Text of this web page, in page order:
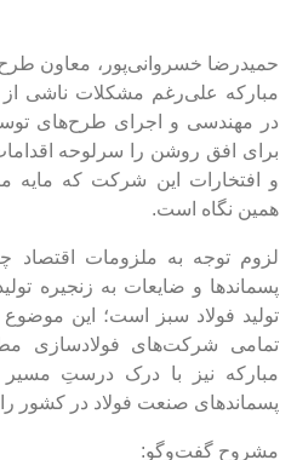
حمیدرضا خسروانی‌پور، معاون طرح
مبارکه علی‌رغم مشکلات ناشی
در مهندسی و اجرای طرح‌های
برای افق روشن را سرلوحه
و افتخارات این شرکت که
همین نگاه است.
لزوم توجه به ملزومات
پسماند‌ها و ضایعات به زنجیره
تولید فولاد سبز است؛ این
تمامی شرکت‌های فولادسازی
مبارکه نیز با درک درستِ مسیر
پسماند‌های صنعت فولاد در کشور
مشروح گفت‌و‌گو: